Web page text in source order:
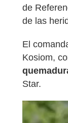
de
de las
El
Kosiom,
Star.